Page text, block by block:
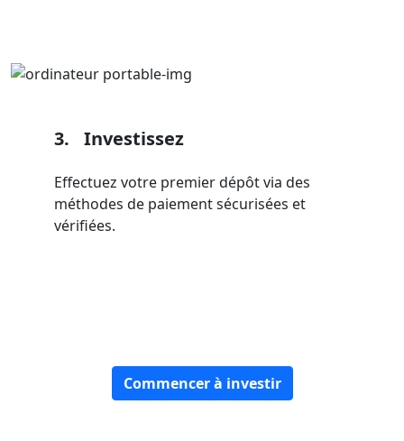
3. Investissez
Effectuez votre premier dépôt via des
méthodes de paiement sécurisées et
vérifiées.
Commencer à investir